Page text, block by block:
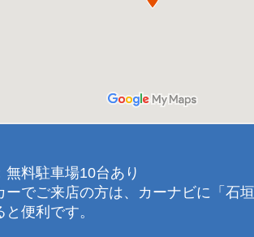
無料駐車場10台あり
ーでご来店の方は、カーナビに「石
便利です。